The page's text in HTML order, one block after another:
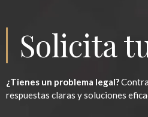
Solicita
¿Tienes un problema legal?
respuestas claras y soluciones